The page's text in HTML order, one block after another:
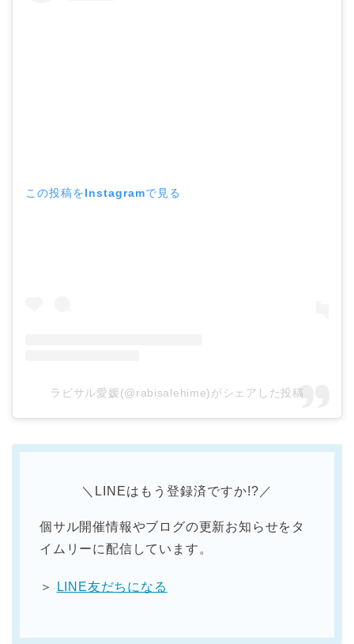
この投稿をInstagramで見る
ラビサル愛媛(@rabisalehime)がシェアした投稿
＼LINEはもう登録済ですか!?／
個サル開催情報やブログの更新お知らせをタ
イムリーに配信しています。
＞ LINE友だちになる